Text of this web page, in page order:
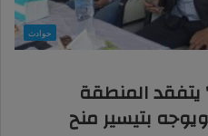
حوادث
المنطقة
بتيسير منح